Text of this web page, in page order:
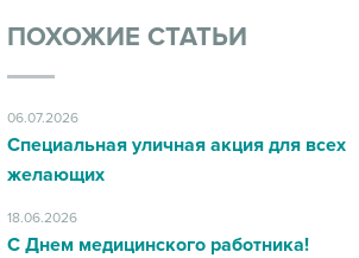
ПОХОЖИЕ СТАТЬИ
06.07.2026
Специальная уличная акция для всех
желающих
18.06.2026
С Днем медицинского работника!